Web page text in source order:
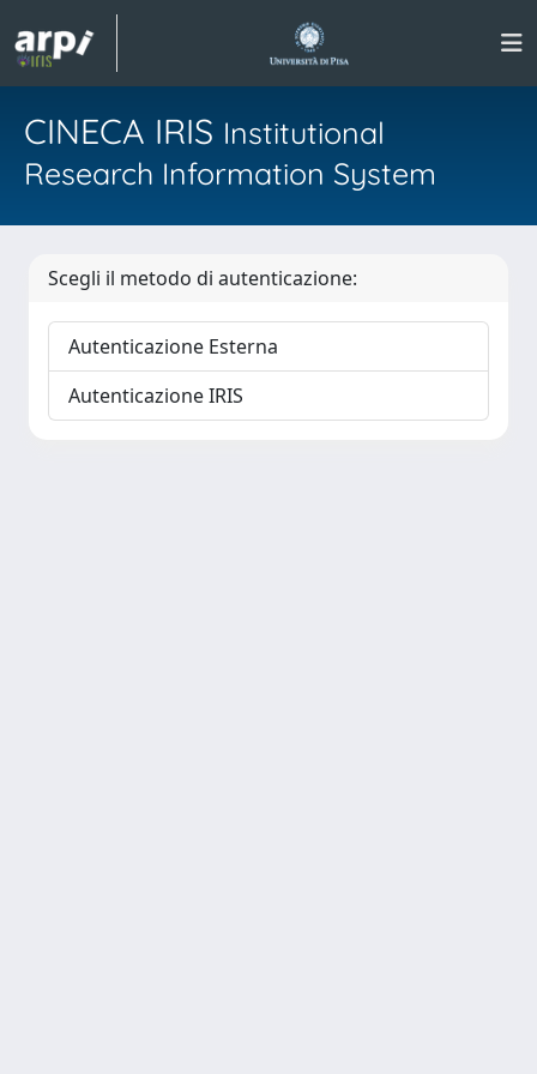
CINECA IRIS Institutional
Research Information System
Scegli il metodo di autenticazione:
Autenticazione Esterna
Autenticazione IRIS